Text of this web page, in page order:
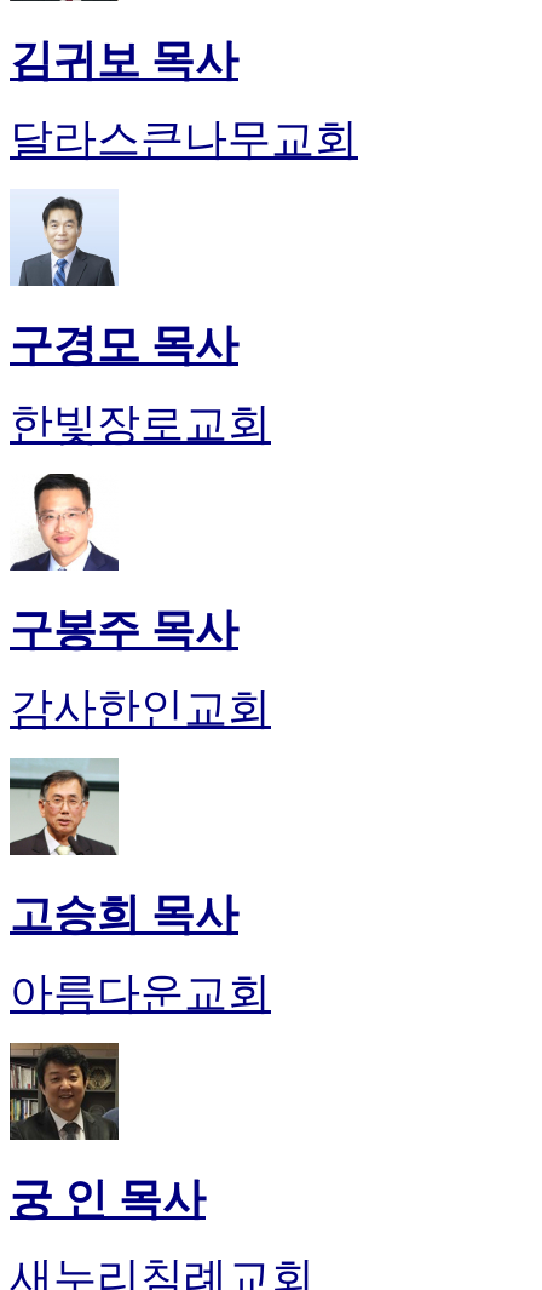
김귀보 목사
달라스큰나무교회
구경모 목사
한빛장로교회
구봉주 목사
감사한인교회
고승희 목사
아름다운교회
궁 인 목사
새누리침례교회